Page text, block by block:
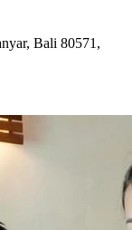
Bali 80571,